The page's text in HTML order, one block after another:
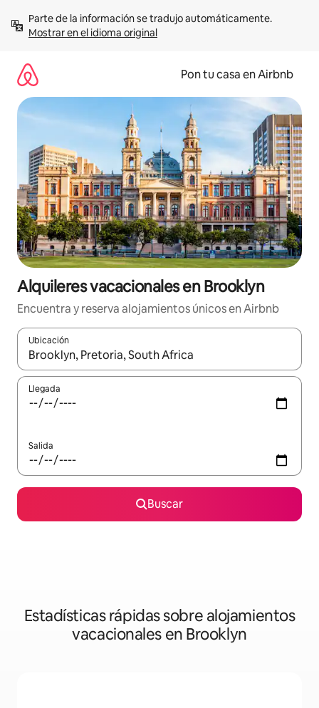
contenidoMostrar en el idioma original
Pon tu casa en Airbnb
Alquileres vacacionales en Brooklyn
Encuentra y reserva alojamientos únicos en Airbnb
Ubicación
Cuando los resultados estén disponibles, navega con las
Llegada
Salida
Buscar
Estadísticas rápidas sobre alojamientos
vacacionales en Brooklyn